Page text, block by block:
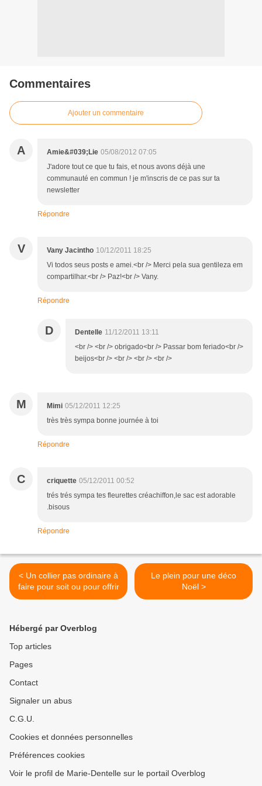
Commentaires
Ajouter un commentaire
A Amie&#039;Lie 05/08/2012 07:05
J'adore tout ce que tu fais, et nous avons déjà une
communauté en commun ! je m'inscris de ce pas sur ta
newsletter
Répondre
V Vany Jacintho 10/12/2011 18:25
Vi todos seus posts e amei.<br /> Merci pela sua gentileza em
compartilhar.<br /> Paz!<br /> Vany.
Répondre
D Dentelle 11/12/2011 13:11
<br /> <br /> obrigado<br /> Passar bom feriado<br />
beijos<br /> <br /> <br /> <br />
M Mimi 05/12/2011 12:25
très très sympa bonne journée à toi
Répondre
C criquette 05/12/2011 00:52
trés trés sympa tes fleurettes créachiffon,le sac est adorable
.bisous
Répondre
< Un collier pas ordinaire à
faire pour soit ou pour offrir
Le plein pour une déco
Noël >
Hébergé par Overblog
Top articles
Pages
Contact
Signaler un abus
C.G.U.
Cookies et données personnelles
Préférences cookies
Voir le profil de Marie-Dentelle sur le portail Overblog